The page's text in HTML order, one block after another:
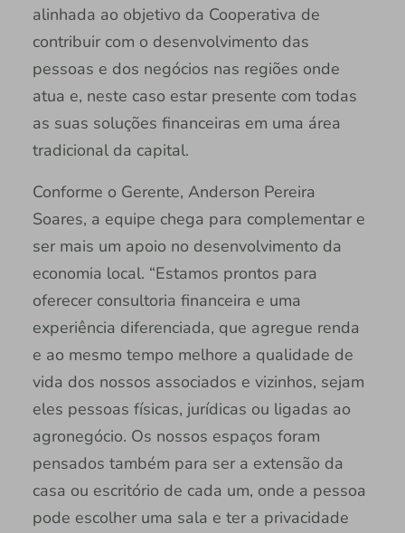
alinhada ao objetivo da Cooperativa de
contribuir com o desenvolvimento das
pessoas e dos negócios nas regiões onde
atua e, neste caso estar presente com todas
as suas soluções financeiras em uma área
tradicional da capital.
Conforme o Gerente, Anderson Pereira
Soares, a equipe chega para complementar e
ser mais um apoio no desenvolvimento da
economia local. “Estamos prontos para
oferecer consultoria financeira e uma
experiência diferenciada, que agregue renda
e ao mesmo tempo melhore a qualidade de
vida dos nossos associados e vizinhos, sejam
eles pessoas físicas, jurídicas ou ligadas ao
agronegócio. Os nossos espaços foram
pensados também para ser a extensão da
casa ou escritório de cada um, onde a pessoa
pode escolher uma sala e ter a privacidade